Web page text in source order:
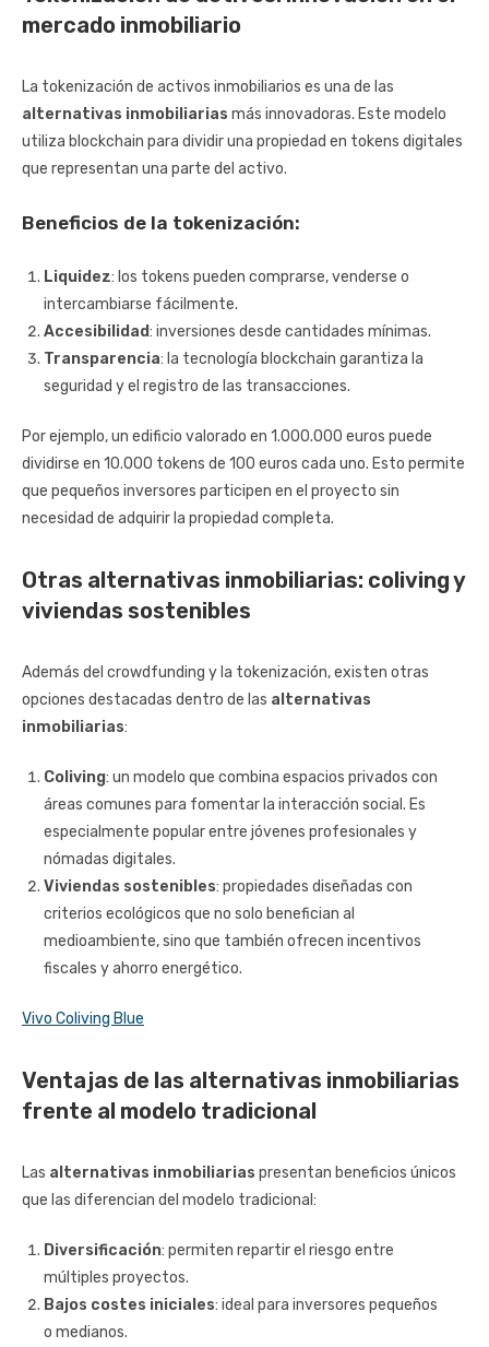
mercado inmobiliario
La tokenización de activos inmobiliarios es una de las
alternativas inmobiliarias más innovadoras. Este modelo
utiliza blockchain para dividir una propiedad en tokens digitales
que representan una parte del activo.
Beneficios de la tokenización:
Liquidez: los tokens pueden comprarse, venderse o
intercambiarse fácilmente.
Accesibilidad: inversiones desde cantidades mínimas.
Transparencia: la tecnología blockchain garantiza la
seguridad y el registro de las transacciones.
Por ejemplo, un edificio valorado en 1.000.000 euros puede
dividirse en 10.000 tokens de 100 euros cada uno. Esto permite
que pequeños inversores participen en el proyecto sin
necesidad de adquirir la propiedad completa.
Otras alternativas inmobiliarias: coliving y
viviendas sostenibles
Además del crowdfunding y la tokenización, existen otras
opciones destacadas dentro de las alternativas
inmobiliarias:
Coliving: un modelo que combina espacios privados con
áreas comunes para fomentar la interacción social. Es
especialmente popular entre jóvenes profesionales y
nómadas digitales.
Viviendas sostenibles: propiedades diseñadas con
criterios ecológicos que no solo benefician al
medioambiente, sino que también ofrecen incentivos
fiscales y ahorro energético.
Vivo Coliving Blue
Ventajas de las alternativas inmobiliarias
frente al modelo tradicional
Las alternativas inmobiliarias presentan beneficios únicos
que las diferencian del modelo tradicional:
Diversificación: permiten repartir el riesgo entre
múltiples proyectos.
Bajos costes iniciales: ideal para inversores pequeños
o medianos.